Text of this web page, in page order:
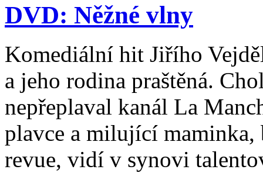
DVD: Něžné vlny
Komediální hit Jiřího
a jeho rodina praštěná.
nepřeplaval kanál La
plavce a milující maminka,
revue, vidí v synovi